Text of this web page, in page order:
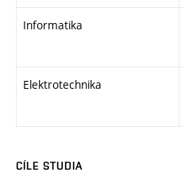
Informatika
Elektrotechnika
CÍLE STUDIA